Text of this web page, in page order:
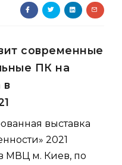
современные
ПК на
в
выставка
2021
в МВЦ м. Киев, по